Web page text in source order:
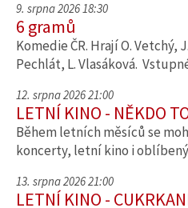
9. srpna 2026 18:30
6 gramů
Komedie ČR. Hrají O. Vetchý,
Pechlát, L. Vlasáková.
12. srpna 2026 21:00
LETNÍ KINO - NĚKDO
Během letních měsíců se
koncerty, letní kino i
13. srpna 2026 21:00
LETNÍ KINO -